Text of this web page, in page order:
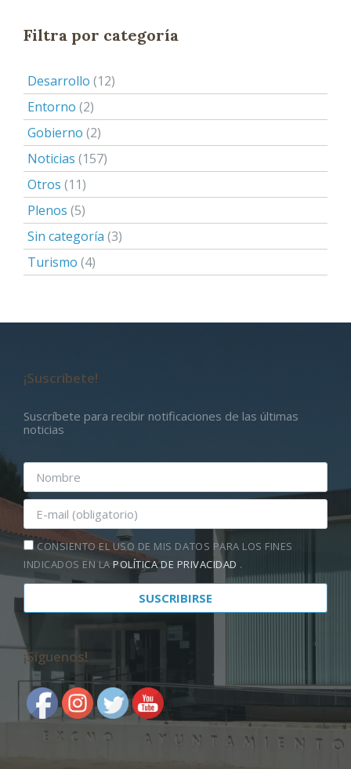
Filtra por categoría
Desarrollo (12)
Entorno (2)
Gobierno (2)
Noticias (157)
Otros (11)
Plenos (5)
Sin categoría (3)
Turismo (4)
¡Suscríbete!
Suscríbete para recibir notificaciones de las últimas
noticias
CONSIENTO EL USO DE MIS DATOS PARA LOS FINES
INDICADOS EN LAPOLÍTICA DE PRIVACIDAD .
¡Síguenos!